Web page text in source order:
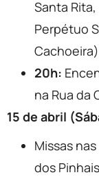
Santa
Perpétuo
Cachoeira)
20h:
na Rua da
15 de abril
Missas
dos